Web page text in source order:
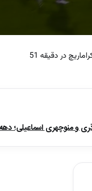
در دقیقه 51
و منوچهری اسماعیلی؛ دهه